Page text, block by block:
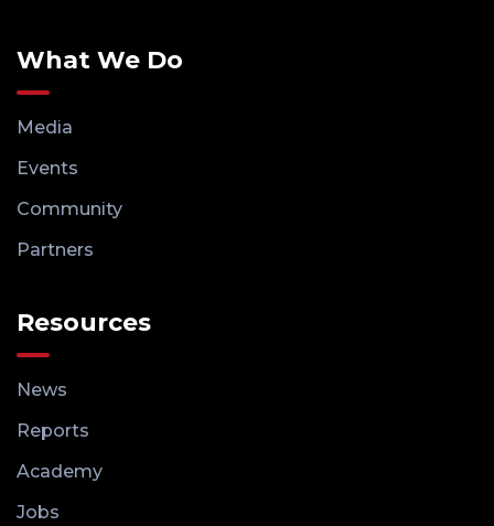
What We Do
Media
Events
Community
Partners
Resources
News
Reports
Academy
Jobs